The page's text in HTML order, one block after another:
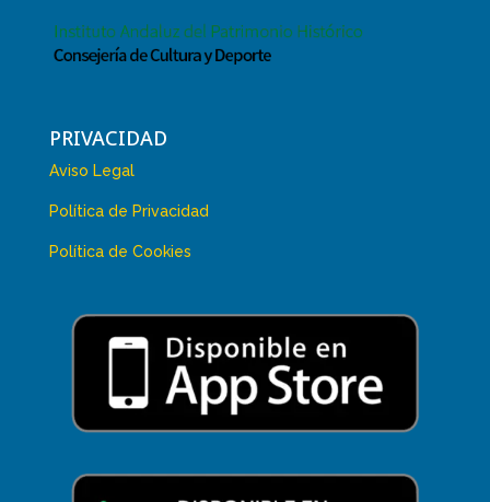
PRIVACIDAD
Aviso Legal
Política de Privacidad
Política de Cookies